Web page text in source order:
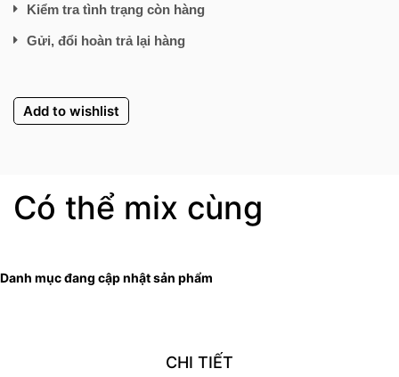
Kiểm tra tình trạng còn hàng
Gửi, đổi hoàn trả lại hàng
Add to wishlist
Có thể mix cùng
Danh mục đang cập nhật sản phẩm
CHI TIẾT